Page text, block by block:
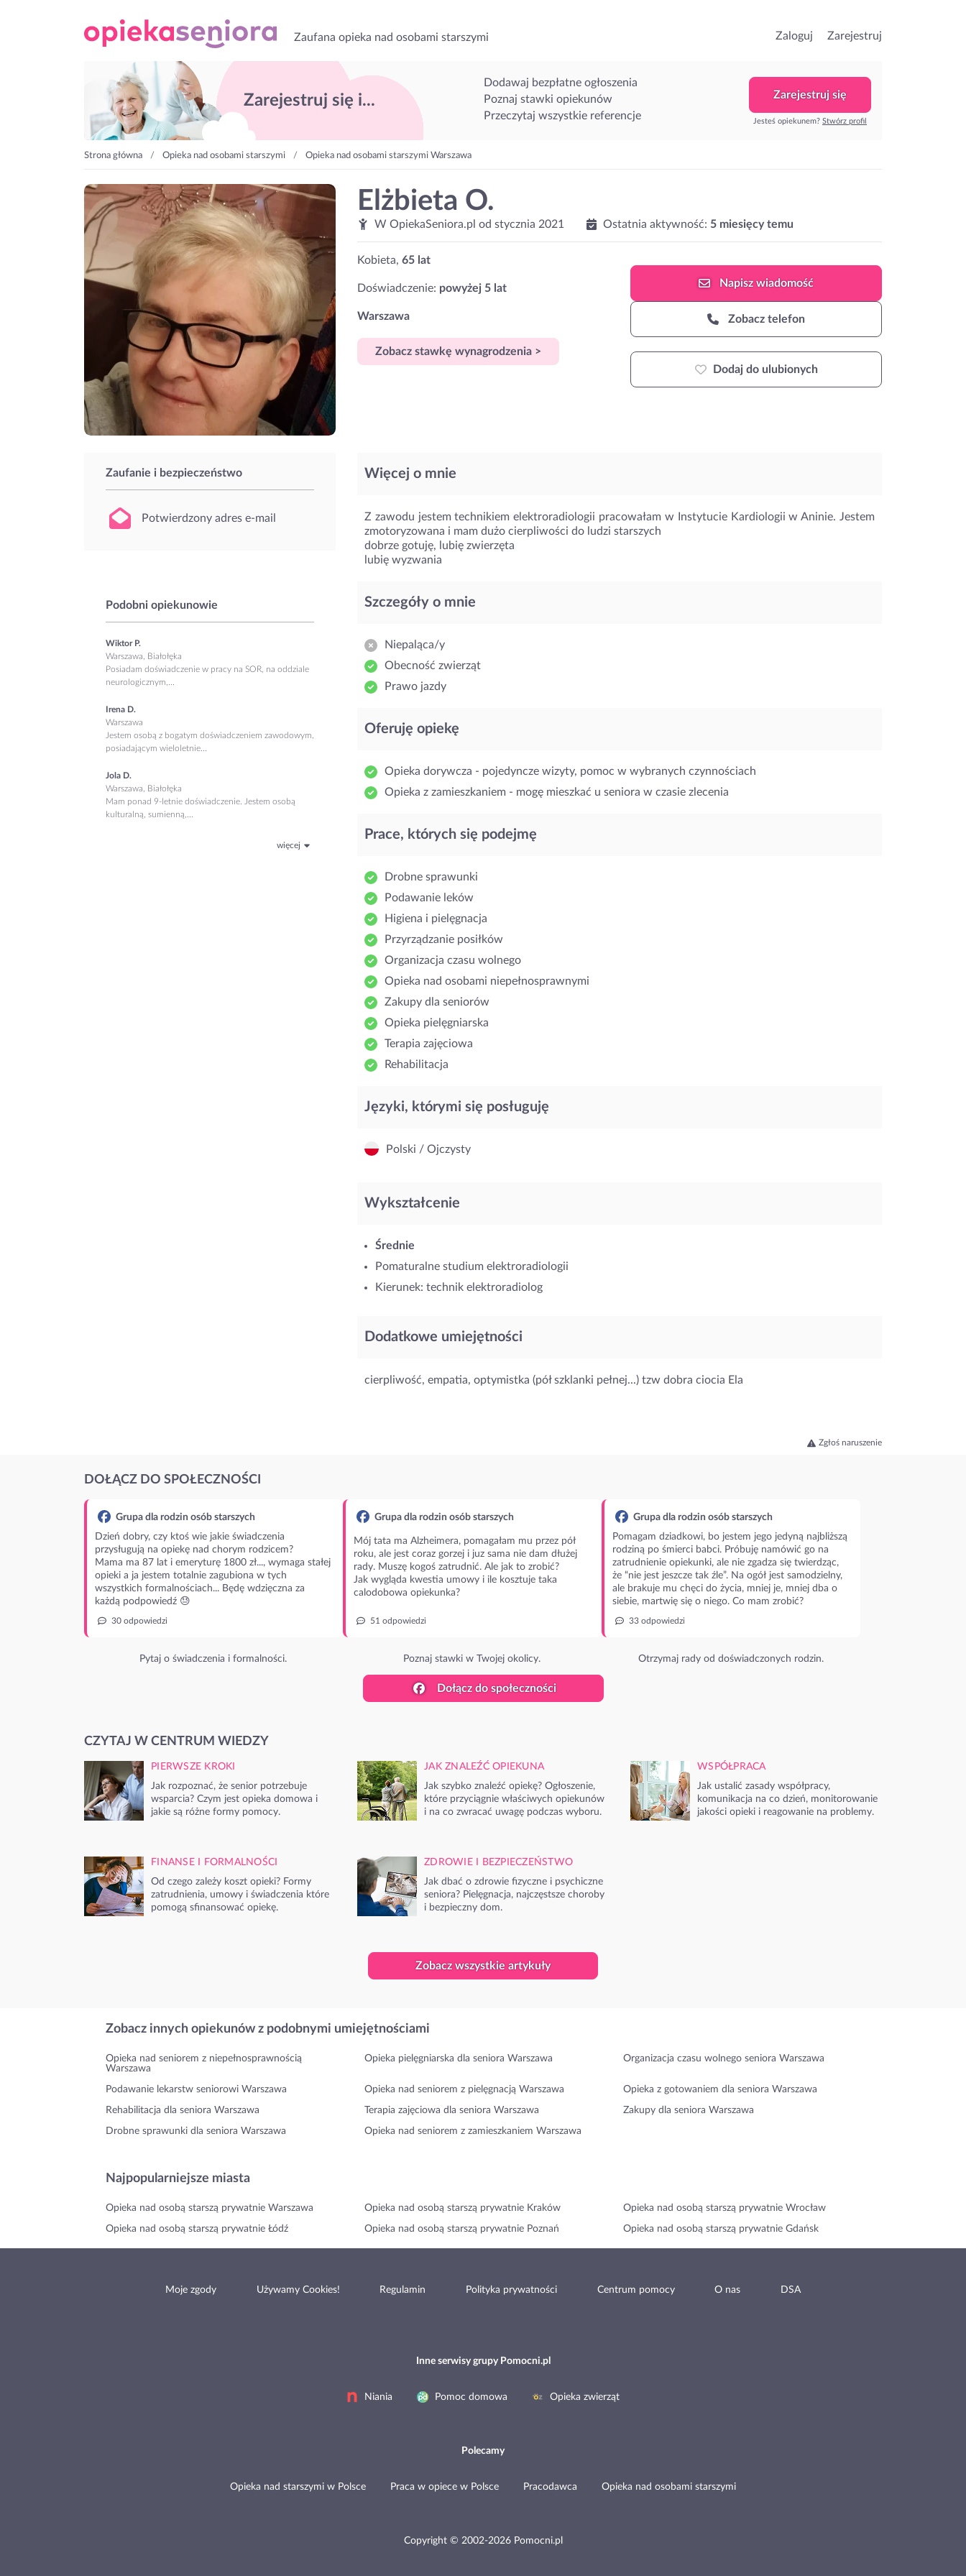
Zaufana opieka nad osobami starszymi Zaloguj Zarejestruj
Zarejestruj się i...
Dodawaj bezpłatne ogłoszenia
Poznaj stawki opiekunów
Przeczytaj wszystkie referencje
Zarejestruj się
Jesteś opiekunem? Stwórz profil
Strona główna Opieka nad osobami starszymi Opieka nad osobami starszymi Warszawa
Elżbieta O.
W OpiekaSeniora.pl od stycznia 2021 Ostatnia aktywność: 5 miesięcy temu
Kobieta, 65 lat
Doświadczenie: powyżej 5 lat
Warszawa
Zobacz stawkę wynagrodzenia >
Napiszwiadomość
Zobacz telefon
Dodaj do ulubionych
Zaufanie i bezpieczeństwo
Potwierdzony adres e-mail
Podobni opiekunowie
Wiktor P.
Warszawa, Białołęka
Posiadam doświadczenie w pracy na SOR, na oddziale
neurologicznym,...
Irena D.
Warszawa
Jestem osobą z bogatym doświadczeniem zawodowym,
posiadającym wieloletnie...
Jola D.
Warszawa, Białołęka
Mam ponad 9-letnie doświadczenie. Jestem osobą
kulturalną, sumienną,...
więcej
Więcej o mnie
Z zawodu jestem technikiem elektroradiologii pracowałam w Instytucie Kardiologii w Aninie. Jestem
zmotoryzowana i mam dużo cierpliwości do ludzi starszych
dobrze gotuję, lubię zwierzęta
lubię wyzwania
Szczegóły o mnie
Niepaląca/y
Obecność zwierząt
Prawo jazdy
Oferuję opiekę
Opieka dorywcza - pojedyncze wizyty, pomoc w wybranych czynnościach
Opieka z zamieszkaniem - mogę mieszkać u seniora w czasie zlecenia
Prace, których się podejmę
Drobne sprawunki
Podawanie leków
Higiena i pielęgnacja
Przyrządzanie posiłków
Organizacja czasu wolnego
Opieka nad osobami niepełnosprawnymi
Zakupy dla seniorów
Opieka pielęgniarska
Terapia zajęciowa
Rehabilitacja
Języki, którymi się posługuję
Polski / Ojczysty
Wykształcenie
Średnie
Pomaturalne studium elektroradiologii
Kierunek: technik elektroradiolog
Dodatkowe umiejętności
cierpliwość, empatia, optymistka (pół szklanki pełnej...) tzw dobra ciocia Ela
Zgłoś naruszenie
DOŁĄCZ DO SPOŁECZNOŚCI
Grupa dla rodzin osób starszych
Dzień dobry, czy ktoś wie jakie świadczenia
przysługują na opiekę nad chorym rodzicem?
Mama ma 87 lat i emeryturę 1800 zł..., wymaga stałej
opieki a ja jestem totalnie zagubiona w tych
wszystkich formalnościach... Będę wdzięczna za
każdą podpowiedź 😓
30 odpowiedzi
Pytaj o świadczenia i formalności.
Grupa dla rodzin osób starszych
Mój tata ma Alzheimera, pomagałam mu przez pół
roku, ale jest coraz gorzej i juz sama nie dam dłużej
rady. Muszę kogoś zatrudnić. Ale jak to zrobić?
Jak wygląda kwestia umowy i ile kosztuje taka
calodobowa opiekunka?
51 odpowiedzi
Poznaj stawki w Twojej okolicy.
Grupa dla rodzin osób starszych
Pomagam dziadkowi, bo jestem jego jedyną najbliższą
rodziną po śmierci babci. Próbuję namówić go na
zatrudnienie opiekunki, ale nie zgadza się twierdząc,
że “nie jest jeszcze tak źle”. Na ogół jest samodzielny,
ale brakuje mu chęci do życia, mniej je, mniej dba o
siebie, martwię się o niego. Co mam zrobić?
33 odpowiedzi
Otrzymaj rady od doświadczonych rodzin.
Dołącz do społeczności
CZYTAJ W CENTRUM WIEDZY
PIERWSZE KROKI
Jak rozpoznać, że senior potrzebuje
wsparcia? Czym jest opieka domowa i
jakie są różne formy pomocy.
JAK ZNALEŹĆ OPIEKUNA
Jak szybko znaleźć opiekę? Ogłoszenie,
które przyciągnie właściwych opiekunów
i na co zwracać uwagę podczas wyboru.
WSPÓŁPRACA
Jak ustalić zasady współpracy,
komunikacja na co dzień, monitorowanie
jakości opieki i reagowanie na problemy.
FINANSE I FORMALNOŚCI
Od czego zależy koszt opieki? Formy
zatrudnienia, umowy i świadczenia które
pomogą sfinansować opiekę.
ZDROWIE I BEZPIECZEŃSTWO
Jak dbać o zdrowie fizyczne i psychiczne
seniora? Pielęgnacja, najczęstsze choroby
i bezpieczny dom.
Zobacz wszystkie artykuły
Zobacz innych opiekunów z podobnymi umiejętnościami
Opieka nad seniorem z niepełnosprawnością
Warszawa
Opieka pielęgniarska dla seniora Warszawa Organizacja czasu wolnego seniora Warszawa
Podawanie lekarstw seniorowi Warszawa Opieka nad seniorem z pielęgnacją Warszawa Opieka z gotowaniem dla seniora Warszawa
Rehabilitacja dla seniora Warszawa Terapia zajęciowa dla seniora Warszawa Zakupy dla seniora Warszawa
Drobne sprawunki dla seniora Warszawa Opieka nad seniorem z zamieszkaniem Warszawa
Najpopularniejsze miasta
Opieka nad osobą starszą prywatnie Warszawa Opieka nad osobą starszą prywatnie Kraków Opieka nad osobą starszą prywatnie Wrocław
Opieka nad osobą starszą prywatnie Łódź Opieka nad osobą starszą prywatnie Poznań Opieka nad osobą starszą prywatnie Gdańsk
Moje zgody Używamy Cookies! Regulamin Polityka prywatności Centrum pomocy O nas DSA
Inne serwisy grupy Pomocni.pl
Niania Pomoc domowa Opieka zwierząt
Polecamy
Opieka nad starszymi w Polsce Praca w opiece w Polsce Pracodawca Opieka nad osobami starszymi
Copyright © 2002-2026 Pomocni.pl